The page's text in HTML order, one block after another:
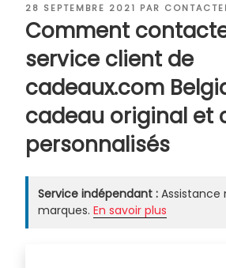
PUBLIÉ
LE
28 SEPTEMBRE 2021 PAR
Comment
service client de
cadeaux.com
cadeau original et
personnalisés
Service indépendant : Assistance
marques. En savoir plus